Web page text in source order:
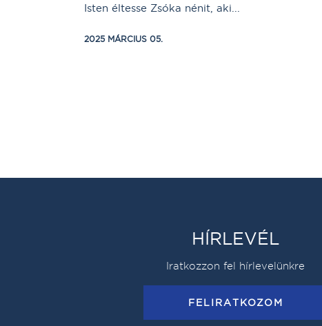
Isten éltesse Zsóka nénit, aki...
2025 MÁRCIUS 05.
HÍRLEVÉL
Iratkozzon fel hírlevelünkre
FELIRATKOZOM